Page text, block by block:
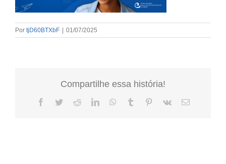
Por tjD60BTXbF 01/07/2025
Compartilhe essa história!
Facebook
TwitterRedditLinkedInWhatsApp
Tumblr Pinterest
Vk
E-